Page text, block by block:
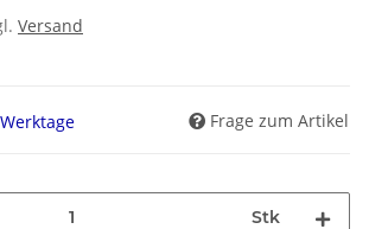
Versand
Frage zum Artikel
Stk